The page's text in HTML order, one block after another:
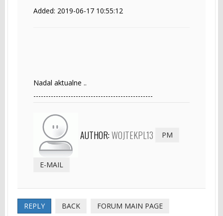
Added: 2019-06-17 10:55:12
Nadal aktualne ..
------------------------------------------------
AUTHOR:WOJTEKPL13 PM
E-MAIL
REPLY BACK FORUM MAIN PAGE